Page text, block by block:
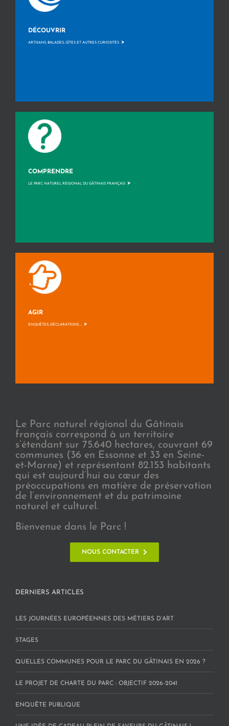
DÉCOUVRIR
ARTISANS, BALADES, GÎTES ET AUTRES CURIOSITÉS >
COMPRENDRE
LE PARC NATUREL RÉGIONAL DU GÂTINAIS FRANÇAIS >
AGIR
ENQUÊTES, DÉCLARATIONS, ... >
Le Parc naturel régional du Gâtinais
français correspond à un territoire
s’étendant sur 75.640 hectares, couvrant 69
communes (36 en Essonne et 33 en Seine-
et-Marne) et représentant 82.153 habitants
qui est aujourd’hui au cœur des
préoccupations en matière de préservation
de l’environnement et du patrimoine
naturel et culturel.
Bienvenue dans le Parc !
NOUS CONTACTER
DERNIERS ARTICLES
LES JOURNÉES EUROPÉENNES DES MÉTIERS D’ART
STAGES
QUELLES COMMUNES POUR LE PARC DU GÂTINAIS EN 2026 ?
LE PROJET DE CHARTE DU PARC : OBJECTIF 2026-2041
ENQUÊTE PUBLIQUE